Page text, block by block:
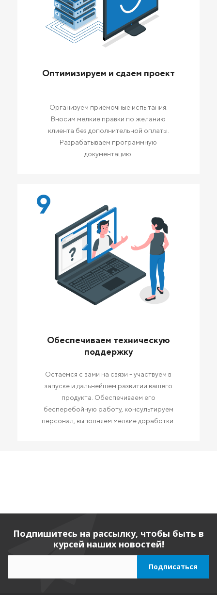
Оптимизируем и сдаем проект
Организуем приемочные испытания.
Вносим мелкие правки по желанию
клиента без дополнительной оплаты.
Разрабатываем программную
документацию.
9
Обеспечиваем техническую
поддержку
Остаемся с вами на связи - участвуем в
запуске и дальнейшем развитии вашего
продукта. Обеспечиваем его
бесперебойную работу, консультируем
персонал, выполняем мелкие доработки.
Подпишитесь на рассылку, чтобы быть в
курсей наших новостей!